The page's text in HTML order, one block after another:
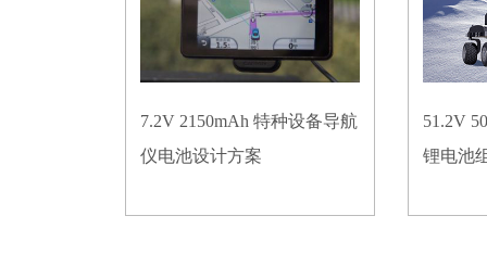
7.2V 2150mAh 特种设备导航
仪电池设计方案
51.2V
锂电池